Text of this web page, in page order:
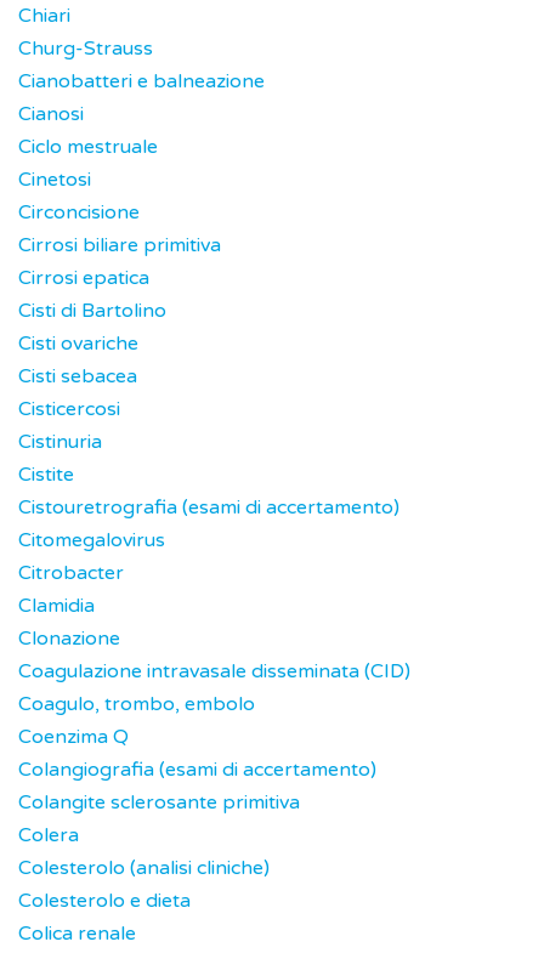
Chiari
Churg-Strauss
Cianobatteri e balneazione
Cianosi
Ciclo mestruale
Cinetosi
Circoncisione
Cirrosi biliare primitiva
Cirrosi epatica
Cisti di Bartolino
Cisti ovariche
Cisti sebacea
Cisticercosi
Cistinuria
Cistite
Cistouretrografia (esami di accertamento)
Citomegalovirus
Citrobacter
Clamidia
Clonazione
Coagulazione intravasale disseminata (CID)
Coagulo, trombo, embolo
Coenzima Q
Colangiografia (esami di accertamento)
Colangite sclerosante primitiva
Colera
Colesterolo (analisi cliniche)
Colesterolo e dieta
Colica renale